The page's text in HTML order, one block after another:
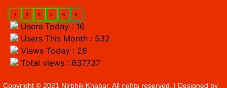
4 4 8 5 6 8
Users Today : 16
Users This Month : 532
Views Today : 26
Total views : 637737
Copyright © 2021 Nirbhik Khabar. All rights reserved. | Designed by